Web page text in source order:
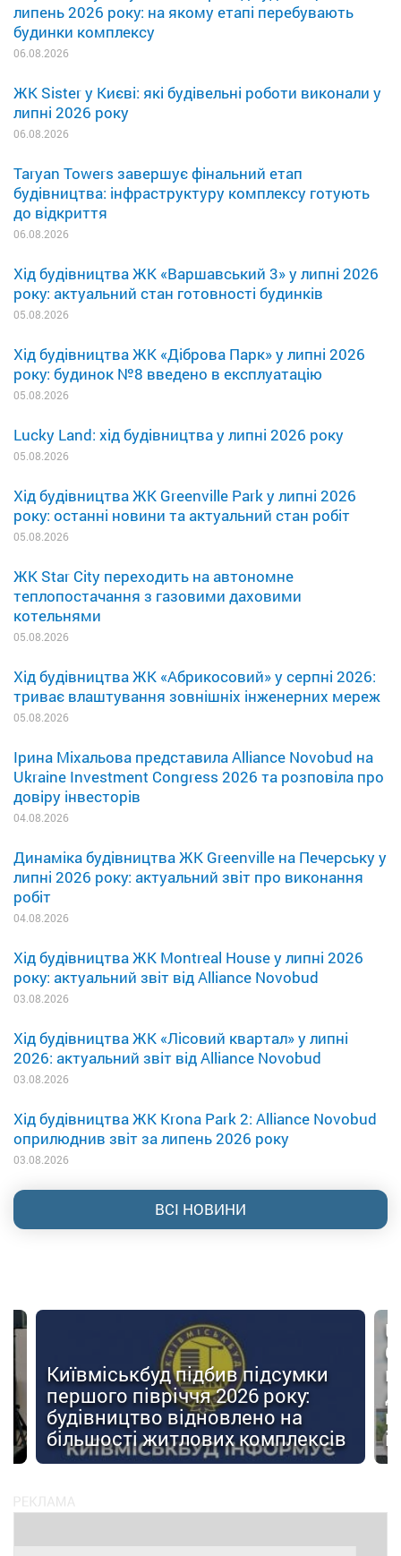
липень 2026 року: на якому етапі перебувають
будинки комплексу
06.08.2026
ЖК Sister у Києві: які будівельні роботи виконали у
липні 2026 року
06.08.2026
Taryan Towers завершує фінальний етап
будівництва: інфраструктуру комплексу готують
до відкриття
06.08.2026
Хід будівництва ЖК «Варшавський 3» у липні 2026
року: актуальний стан готовності будинків
05.08.2026
Хід будівництва ЖК «Діброва Парк» у липні 2026
року: будинок №8 введено в експлуатацію
05.08.2026
Lucky Land: хід будівництва у липні 2026 року
05.08.2026
Хід будівництва ЖК Greenville Park у липні 2026
року: останні новини та актуальний стан робіт
05.08.2026
ЖК Star City переходить на автономне
теплопостачання з газовими даховими
котельнями
05.08.2026
Хід будівництва ЖК «Абрикосовий» у серпні 2026:
триває влаштування зовнішніх інженерних мереж
05.08.2026
Ірина Міхальова представила Alliance Novobud на
Ukraine Investment Congress 2026 та розповіла про
довіру інвесторів
04.08.2026
Динаміка будівництва ЖК Greenville на Печерську у
липні 2026 року: актуальний звіт про виконання
робіт
04.08.2026
Хід будівництва ЖК Montreal House у липні 2026
року: актуальний звіт від Alliance Novobud
03.08.2026
Хід будівництва ЖК «Лісовий квартал» у липні
2026: актуальний звіт від Alliance Novobud
03.08.2026
Хід будівництва ЖК Krona Park 2: Alliance Novobud
оприлюднив звіт за липень 2026 року
03.08.2026
ВСІ НОВИНИ
Київміськбуд підбив підсумки
першого півріччя 2026 року:
будівництво відновлено на
більшості житлових комплексів